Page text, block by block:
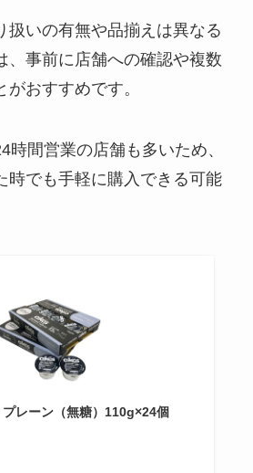
産中止？定価で購入する方法はあ
売ってる？チョコビスケットは期
間限定販売は本当？
萩の月はどこで買える？東京では
どこで売ってる？値段はいくら？
扱いの有無や品揃えは異なる
、事前に店舗への確認や複数
おすすめです。
時間営業の店舗も多いため、
時でも手軽に購入できる可能
レーン（無糖）110g×24個